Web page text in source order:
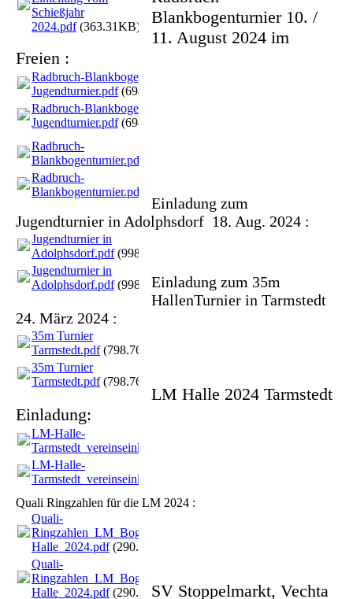
Schießjahr
2024.pdf(363.31KB)
Blankbogenturnier 10. /
11. August 2024 im
Freien :
Radbruch-Blankbogen-
Jugendturnier.pdf(694.48KB)
Radbruch-Blankbogen-
Jugendturnier.pdf(694.48KB)
Radbruch-
Blankbogenturnier.pdf
Radbruch-
Blankbogenturnier.pdf
Einladung zum
Jugendturnier in Adolphsdorf 18. Aug. 2024 :
Jugendturnier in
Adolphsdorf.pdf(998.08KB)
Jugendturnier in
Adolphsdorf.pdf(998.08KB)Einladung zum 35m
HallenTurnier in Tarmstedt
24. März 2024 :
35m Turnier
Tarmstedt.pdf(798.76KB)
35m Turnier
Tarmstedt.pdf(798.76KB)
LM Halle 2024 Tarmstedt
Einladung:
LM-Halle-
Tarmstedt_vereinseinladung.pdf
LM-Halle-
Tarmstedt_vereinseinladung.pdf
Quali Ringzahlen für die LM 2024 :
Quali-
Ringzahlen_LM_Bogen-
Halle_2024.pdf(290.46KB)
Quali-
Ringzahlen_LM_Bogen-
Halle_2024.pdf(290.46KB)SV Stoppelmarkt, Vechta